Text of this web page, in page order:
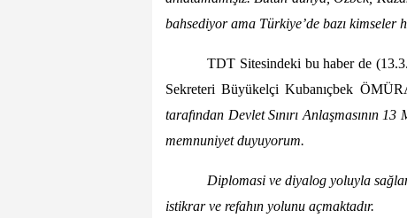
bahsediyor ama Türkiye’de bazı kimseler
TDT Sitesindeki bu haber de
Sekreteri Büyükelçi Kubanıçbek
tarafından Devlet Sınırı Anlaşmasının
memnuniyet duyuyorum.
Diplomasi ve diyalog yoluyla
istikrar ve refahın yolunu açmaktadır.